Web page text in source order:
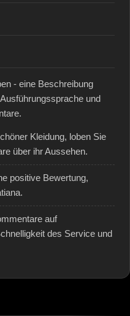
- eine Beschreibung
und
Kleidung, loben Sie
über ihr Aussehen.
positive Bewertung,
auf
des Service und